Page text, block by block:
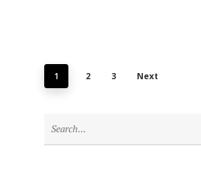
1 2 3 Next